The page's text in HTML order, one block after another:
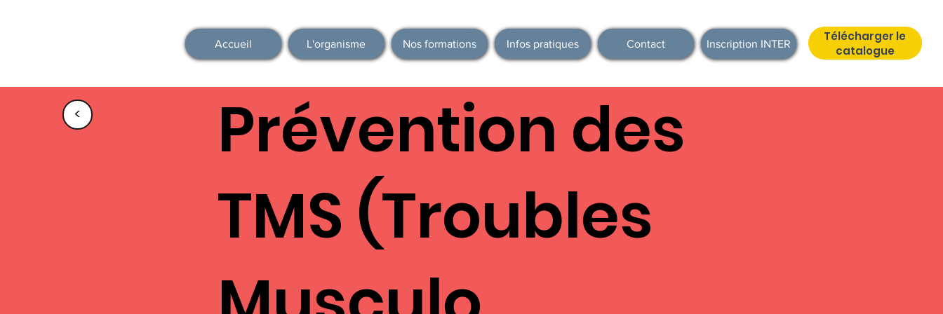
Accueil L'organisme Nos formations Infos pratiques Contact Inscription INTER
Télécharger le
catalogue
<
Prévention des
TMS (Troubles